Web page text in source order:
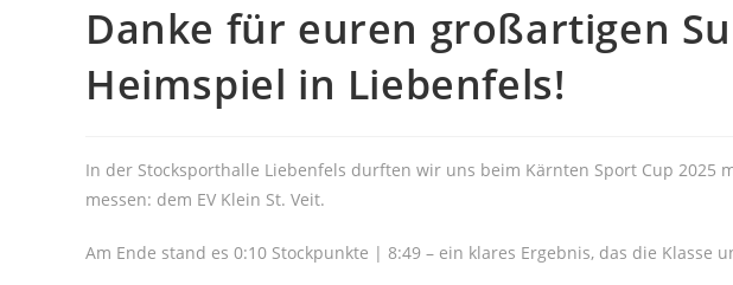
Danke für euren großartigen
Heimspiel in Liebenfels!
In der Stocksporthalle Liebenfels durften wir uns beim Kärnten Sport Cup 2025
messen: dem EV Klein St. Veit.
Am Ende stand es 0:10 Stockpunkte | 8:49 – ein klares Ergebnis, das die Klasse